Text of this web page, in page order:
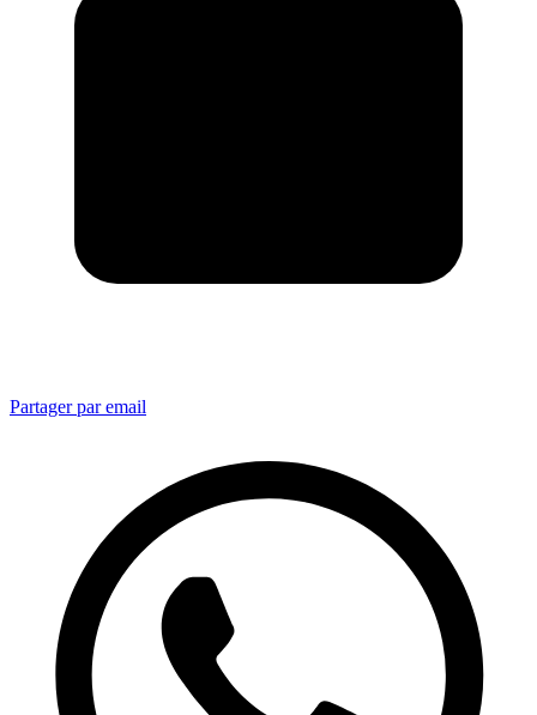
Partager par email